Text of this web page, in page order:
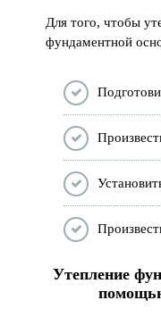
Для того, чтобы
фундаментной
Утепление